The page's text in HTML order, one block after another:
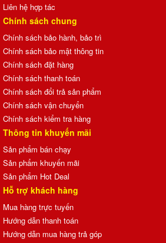
Liên hệ hợp tác
Chính sách chung
Chính sách bảo hành, bảo trì
Chính sách bảo mật thông tin
Chính sách đặt hàng
Chính sách thanh toán
Chính sách đổi trả sản phẩm
Chính sách vận chuyển
Chính sách kiểm tra hàng
Thông tin khuyến mãi
Sản phẩm bán chạy
Sản phẩm khuyến mãi
Sản phẩm Hot Deal
Hỗ trợ khách hàng
Mua hàng trực tuyến
Hướng dẫn thanh toán
Hướng dẫn mua hàng trả góp